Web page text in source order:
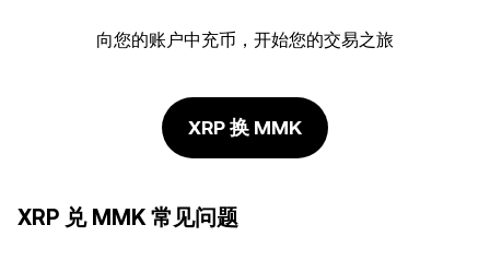
向您的账户中充币，开始您的交易之旅
XRP 换 MMK
XRP 兑 MMK 常见问题